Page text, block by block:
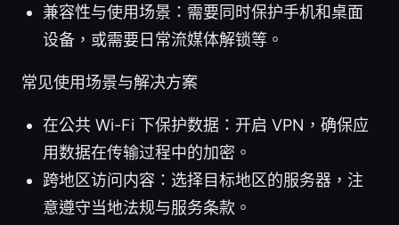
兼容性与使用场景：需要同时保护手机和桌面
设备，或需要日常流媒体解锁等。
常见使用场景与解决方案
在公共 Wi-Fi 下保护数据：开启 VPN，确保应
用数据在传输过程中的加密。
跨地区访问内容：选择目标地区的服务器，注
意遵守当地法规与服务条款。